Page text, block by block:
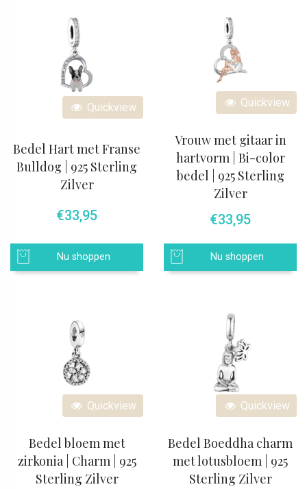
Quickview
Bedel Hart met Franse
Bulldog | 925 Sterling
Zilver
€33,95
Nu shoppen
Quickview
Vrouw met gitaar in
hartvorm | Bi-color
bedel | 925 Sterling
Zilver
€33,95
Nu shoppen
Quickview
Bedel bloem met
zirkonia | Charm | 925
Sterling Zilver
Quickview
Bedel Boeddha charm
met lotusbloem | 925
Sterling Zilver